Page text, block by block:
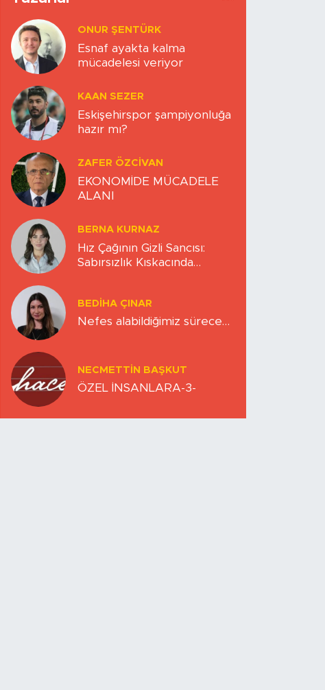
ONUR ŞENTÜRK
Esnaf ayakta kalma
mücadelesi veriyor
KAAN SEZER
Eskişehirspor şampiyonluğa
hazır mı?
ZAFER ÖZCIVAN
EKONOMİDE MÜCADELE
ALANI
BERNA KURNAZ
Hız Çağının Gizli Sancısı:
Sabırsızlık Kıskacında
BEDIHA ÇINAR
Nefes alabildiğimiz sürece…
NECMETTIN BAŞKUT
ÖZEL İNSANLARA-3-